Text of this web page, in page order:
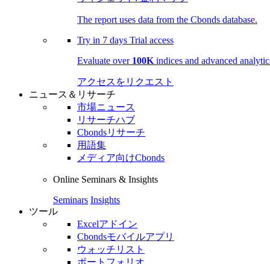
The report uses data from the Cbonds database.
Try in 7 days Trial access
Evaluate over 100K indices and advanced
アクセスをリクエスト
ニュース＆リサーチ
市場ニュース
リサーチハブ
Cbondsリサーチ
用語集
メディア向けCbonds
Online Seminars & Insights
Seminars Insights
ツール
Excelアドイン
Cbondsモバイルアプリ
ウォッチリスト
ポートフォリオ